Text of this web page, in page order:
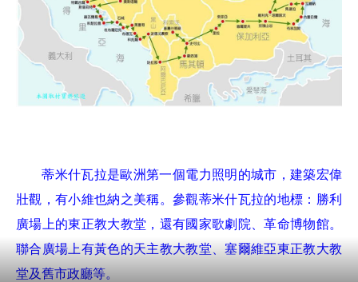
蒂米什瓦拉是歐洲第一個電力照明的城市，建築宏偉
壯觀，有小維也納之美稱。參觀蒂米什瓦拉的地標：勝利
廣場上的東正教大教堂，還有國家歌劇院、革命博物館。
聯合廣場上有黃色的天主教大教堂、塞爾維亞東正教大教
堂及舊市政廳等。